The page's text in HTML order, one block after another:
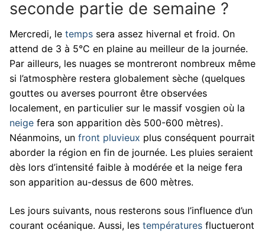
seconde partie de semaine ?
Mercredi, le temps sera assez hivernal et froid. On
attend de 3 à 5°C en plaine au meilleur de la journée.
Par ailleurs, les nuages se montreront nombreux même
si l’atmosphère restera globalement sèche (quelques
gouttes ou averses pourront être observées
localement, en particulier sur le massif vosgien où la
neige fera son apparition dès 500-600 mètres).
Néanmoins, un front pluvieux plus conséquent pourrait
aborder la région en fin de journée. Les pluies seraient
dès lors d’intensité faible à modérée et la neige fera
son apparition au-dessus de 600 mètres.
Les jours suivants, nous resterons sous l’influence d’un
courant océanique. Aussi, les températures fluctueront